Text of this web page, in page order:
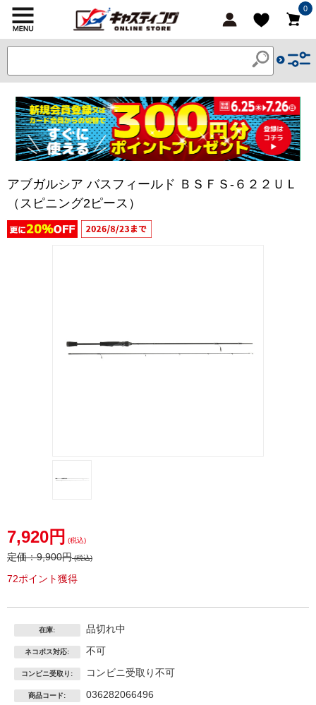
0
アブガルシア バスフィールド ＢＳＦＳ-６２２ＵＬ
（スピニング2ピース）
7,920円 (税込)
定価：9,900円(税込)
72ポイント獲得
在庫: 品切れ中
ネコポス対応: 不可
コンビニ受取り: コンビニ受取り不可
商品コード: 036282066496